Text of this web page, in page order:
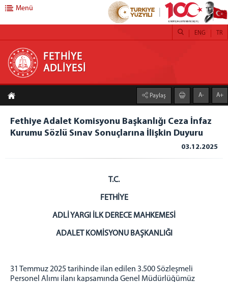
FETHİYE ADLİYESİ
CUMHURİYET BAŞSAVCILIĞI
Savcılık Birimleri
Ceza Mahkemeleri
FETHİYE ADLİYESİ LOJMANLARI
Menü
FETHİYE
ADLİYESİ
TR
ENG
Paylaş A- A+
Fethiye Adalet Komisyonu Başkanlığı Ceza İnfaz
Kurumu Sözlü Sınav Sonuçlarına İlişkin Duyuru
03.12.2025
T.C.
FETHİYE
ADLİ YARGI İLK DERECE MAHKEMESİ
ADALET KOMİSYONU BAŞKANLIĞI
31 Temmuz 2025 tarihinde ilan edilen 3.500 Sözleşmeli
Personel Alımı ilanı kapsamında Genel Müdürlüğümüz